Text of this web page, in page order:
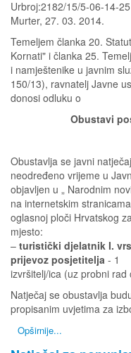
Urbroj:2182/15/5-06-14-25
Murter, 27. 03. 2014.
Temeljem članka 20.
Kornati" i članka 25.
i namještenike u javnim
150/13), ravnatelj Javne
donosi odluku o
Obustavi
Obustavlja se javni
neodređeno vrijeme u
objavljen u „ Narodnim
na internetskim
oglasnoj ploči Hrvatskog
mjesto:
– turistički djelatnik I.
prijevoz posjetitelja - 1
izvršitelj/ica (uz probni rad
Natječaj se obustavlja
propisanim uvjetima za
Opširnije...